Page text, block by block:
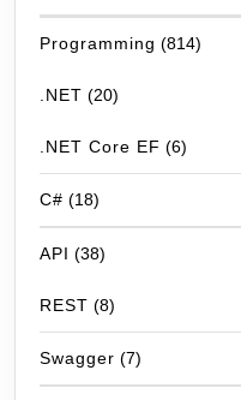
Programming (814)
.NET (20)
.NET Core EF (6)
C# (18)
API (38)
REST (8)
Swagger (7)